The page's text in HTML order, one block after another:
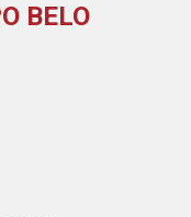
BELO